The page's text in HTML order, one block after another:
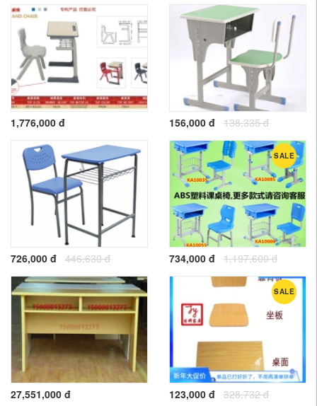
1,776,000 đ 156,000 đ 138,335 đ
726,000 đ 446,630 đ
SALE
734,000 đ 1,197,600 đ
27,551,000 đ
SALE
123,000 đ 328,732 đ